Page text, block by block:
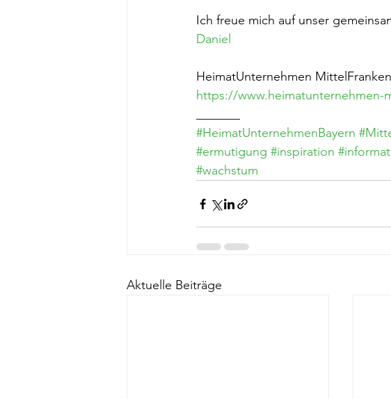
Ich freue mich auf unser
Daniel
HeimatUnternehmen
https://www.heimatunternehmen-
#HeimatUnternehmenBayern
#ermutigung #inspiration
#wachstum
Aktuelle Beiträge